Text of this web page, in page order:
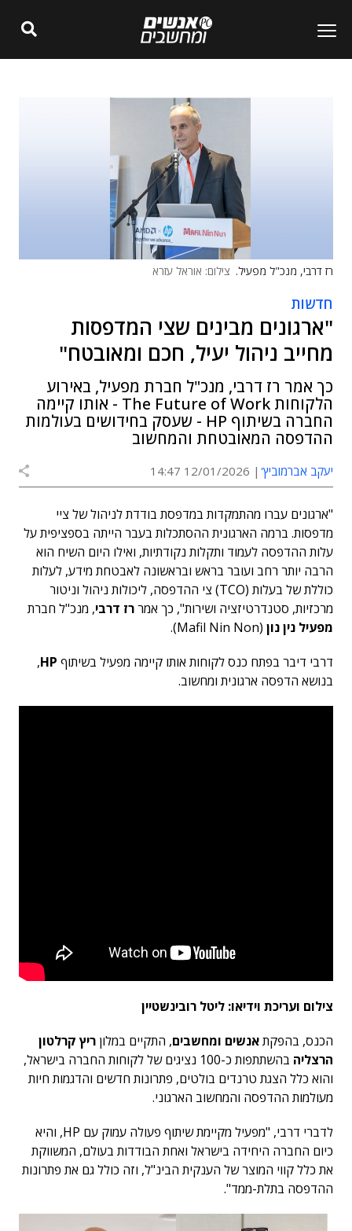
רז דרבי, מנכ"ל מפעיל. צילום: אוראל עזרא
חדשות
"ארגונים מבינים שצי המדפסות
מחייב ניהול יעיל, חכם ומאובטח"
כך אמר רז דרבי, מנכ"ל חברת מפעיל, באירוע
הלקוחות The Future of Work - אותו קיימה
החברה בשיתוף HP - שעסק בחידושים בעולמות
ההדפסה המאובטחת והמחשוב
יעקב אברמוביץ' 12/01/2026 14:47
"ארגונים עברו מהתמקדות במדפסת בודדת לניהול של ציי
מדפסות. ברמה הארגונית ההסתכלות בעבר הייתה בספציפית על
עלות ההדפסה לעמוד ותקלות נקודתיות, ואילו היום השיח הוא
הרבה יותר רחב ועובר בראש ובראשונה לאבטחת מידע, לעלות
כוללת של בעלות (TCO) צי ההדפסה, ליכולות ניהול וניטור
מרכזיות, סטנדרטיזציה ושירות", כך אמררז דרבי, מנכ"ל חברת
מפעיל נין נון (Mafil Nin Non).
דרבי דיבר בפתח כנס לקוחות אותו קיימה מפעיל בשיתוף HP
,
בנושא הדפסה ארגונית ומחשוב.
צילום ועריכת וידיאו: ליטל רובינשטיין
הכנס, בהפקתאנשים ומחשבים, התקיים במלון ריץ קרלטון
הרצליה
בהשתתפות כ-100 נציגים של לקוחות החברה בישראל,
והוא כלל הצגת טרנדים בולטים, פתרונות חדשים והדגמות חיות
מעולמות ההדפסה והמחשוב הארגוני.
לדברי דרבי, "מפעיל מקיימת שיתוף פעולה עמוק עם HP, והיא
כיום החברה היחידה בישראל ואחת הבודדות בעולם, המשווקת
את כלל קווי המוצר של הענקית הבינ"ל, וזה כולל גם את פתרונות
ההדפסה בתלת-ממד".